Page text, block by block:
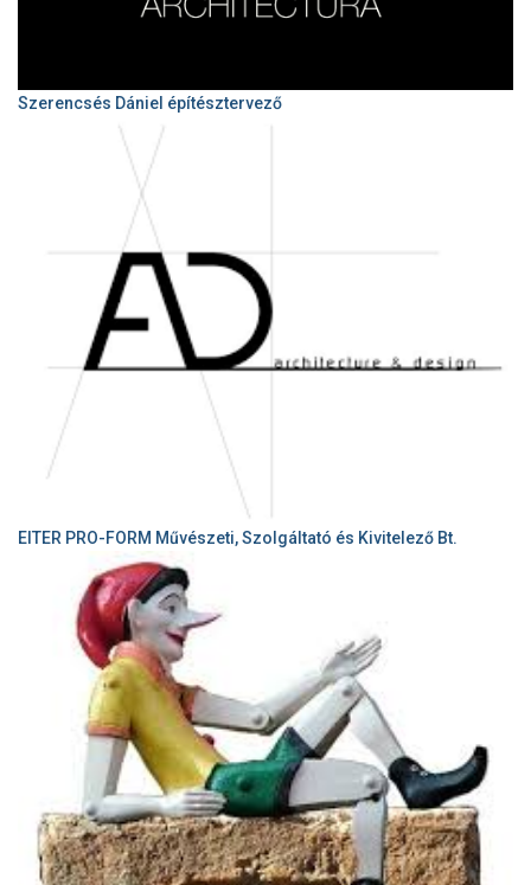
Szerencsés Dániel építésztervező
EITER PRO-FORM Művészeti, Szolgáltató és Kivitelező Bt.